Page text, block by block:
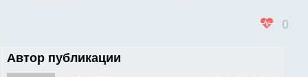
0
Автор публикации